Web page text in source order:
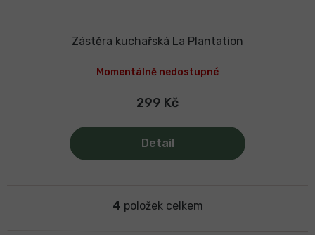
Zástěra kuchařská La Plantation
Momentálně nedostupné
299 Kč
Detail
O
4 položek celkem